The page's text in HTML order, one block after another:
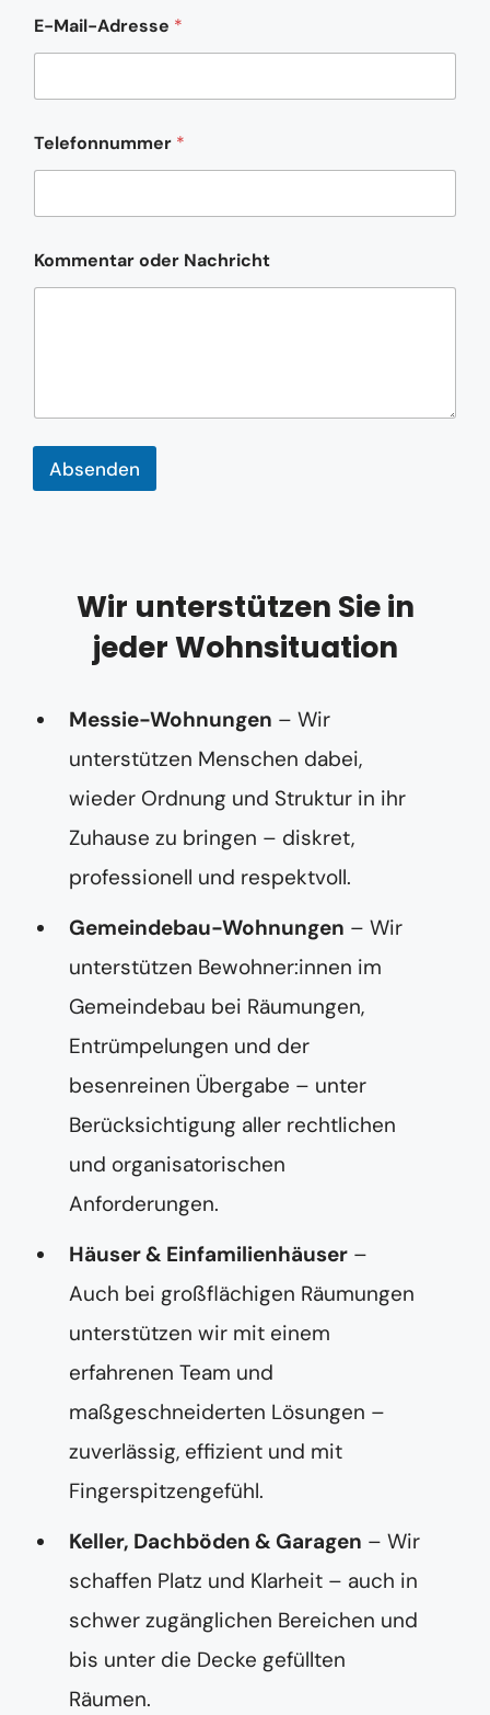
E-Mail-Adresse *
a
c
r
c
h
t
a
Telefonnummer *
Kommentar oder Nachricht
Absenden
Wir unterstützen Sie in
jeder Wohnsituation
Messie-Wohnungen – Wir
unterstützen Menschen dabei,
wieder Ordnung und Struktur in ihr
Zuhause zu bringen – diskret,
professionell und respektvoll.
Gemeindebau-Wohnungen – Wir
unterstützen Bewohner:innen im
Gemeindebau bei Räumungen,
Entrümpelungen und der
besenreinen Übergabe – unter
Berücksichtigung aller rechtlichen
und organisatorischen
Anforderungen.
Häuser & Einfamilienhäuser –
Auch bei großflächigen Räumungen
unterstützen wir mit einem
erfahrenen Team und
maßgeschneiderten Lösungen –
zuverlässig, effizient und mit
Fingerspitzengefühl.
Keller, Dachböden & Garagen – Wir
schaffen Platz und Klarheit – auch in
schwer zugänglichen Bereichen und
bis unter die Decke gefüllten
Räumen.